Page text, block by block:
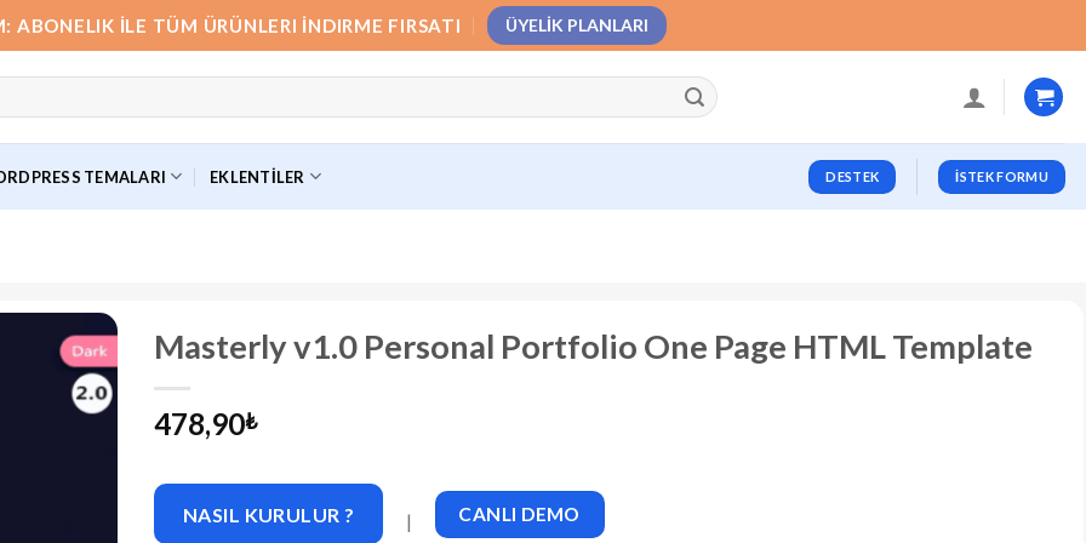
ABONELIK İLE TÜM ÜRÜNLERI İNDIRME FIRSATI ÜYELIK PLANLARI
TEMALARI EKLENTILER DESTEK İSTEK FORMU
Masterly v1.0 Personal Portfolio One Page HTML Template
478,90₺
NASIL KURULUR ? | CANLI DEMO